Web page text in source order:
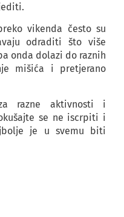
vikenda često su
odraditi što više
onda dolazi do raznih
mišića i pretjerano
razne aktivnosti i
se ne iscrpiti i
je u svemu biti